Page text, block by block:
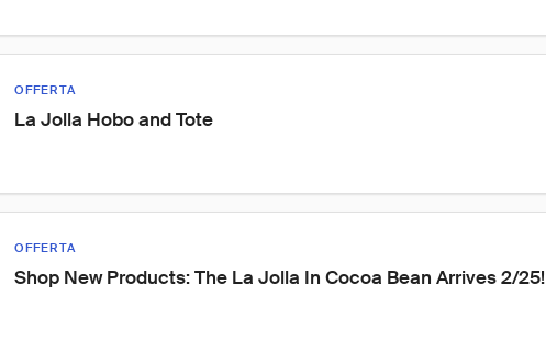
OFFERTA
La Jolla Hobo and Tote
OFFERTA
Shop New Products: The La Jolla In Cocoa Bean Arrives 2/25!